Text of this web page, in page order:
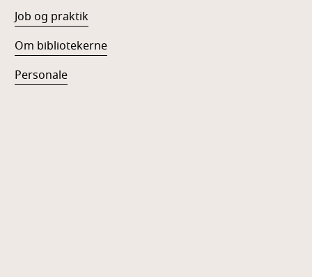
Job og praktik
Om bibliotekerne
Personale